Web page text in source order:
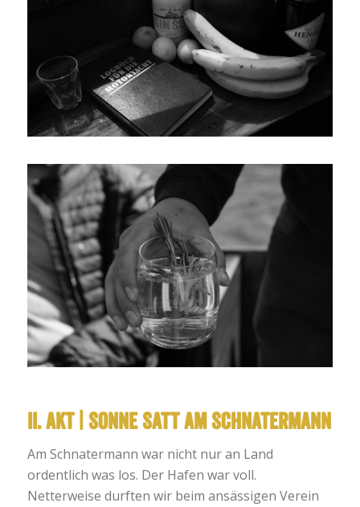
II. AKT | Sonne satt am Schnatermann
Am Schnatermann war nicht nur an Land
ordentlich was los. Der Hafen war voll.
Netterweise durften wir beim ansässigen Verein